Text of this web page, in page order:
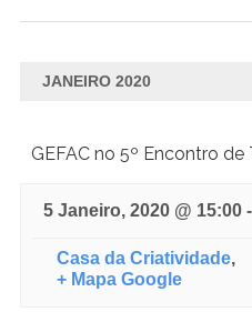
JANEIRO 2020
GEFAC no 5º Encontro de
5 Janeiro, 2020 @ 15:00-
Casa da Criatividade,
+ Mapa Google